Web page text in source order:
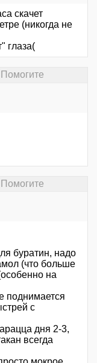
скачет
(никогда не
глаза(
буратин, надо
(что больше
на
поднимается
с
дня 2-3,
всегда